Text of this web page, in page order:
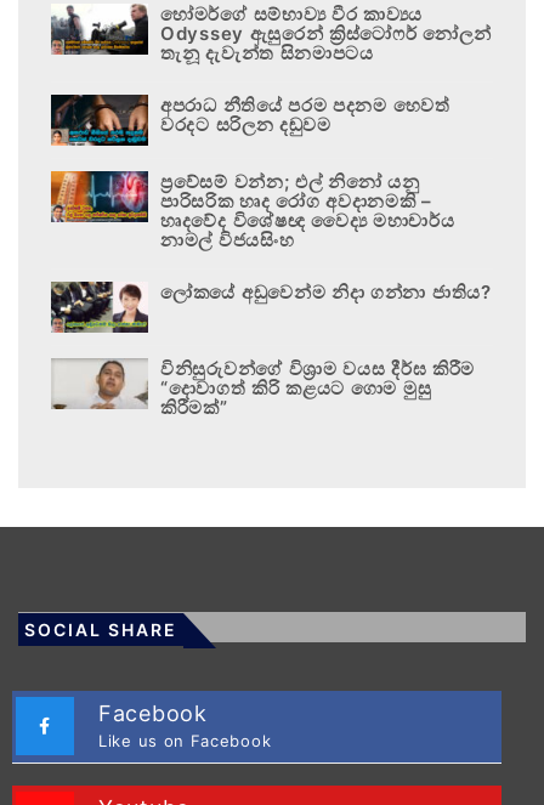
හෝමර්ගේ සම්භාව්‍ය වීර කාව්‍යය
Odyssey ඇසුරෙන් ක්‍රිස්ටෝෆර් නෝලන්
තැනූ දැවැන්ත සිනමාපටය
අපරාධ නීතියේ පරම පදනම හෙවත්
වරදට සරිලන දඬුවම
ප්‍රවේසම් වන්න; එල් නිනෝ යනු
පාරිසරික හෘද රෝග අවදානමකි –
හෘදවේද විශේෂඥ වෛද්‍ය මහාචාර්ය
නාමල් විජයසිංහ
ලෝකයේ අඩුවෙන්ම නිදා ගන්නා ජාතිය?
විනිසුරුවන්ගේ විශ්‍රාම වයස දීර්ඝ කිරීම
“දොවාගත් කිරි කළයට ගොම මුසු
කිරීමක්”
SOCIAL SHARE
Facebook
Like us on Facebook